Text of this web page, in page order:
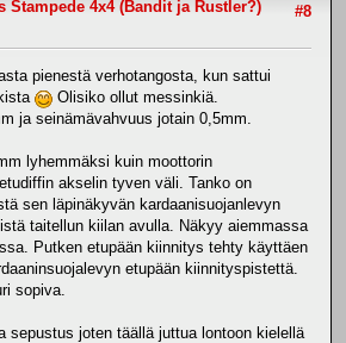
#8
Stampede 4x4 (Bandit ja Rustler?)
pienestä verhotangosta, kun sattui
Olisiko ollut messinkiä.
ja seinämävahvuus jotain 0,5mm.
lyhemmäksi kuin moottorin
akselin tyven väli. Tanko on
sen läpinäkyvän kardaanisuojanlevyn
taitellun kiilan avulla. Näkyy aiemmassa
Putken etupään kiinnitys tehty käyttäen
etupään kiinnityspistettä.
sopiva.
sepustus joten täällä juttua lontoon kielellä